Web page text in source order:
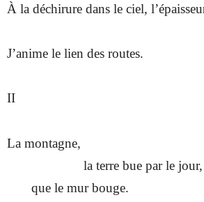
À la déchirure dans le ciel,
J’anime le lien des routes.
II
La montagne,
la terre bue par le jour,
que le mur bouge.